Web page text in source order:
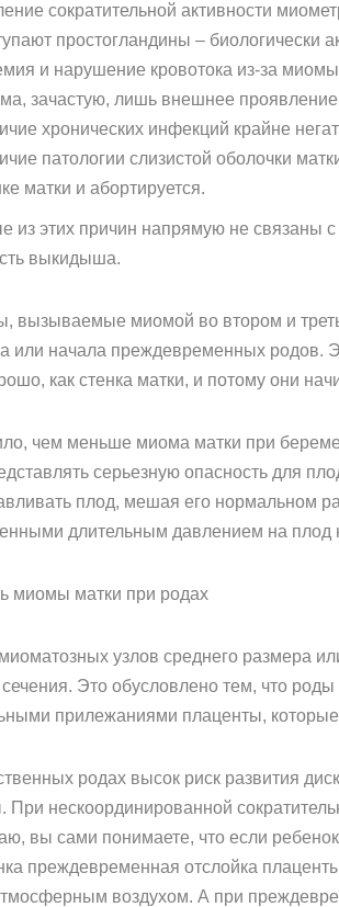
сократительной активности
простогландины –
и нарушение кровотока из-за
зачастую, лишь внешнее
хронических инфекций крайне
патологии слизистой оболочки
матки и абортируется.
из этих причин напрямую не связаны
выкидыша.
вызываемые миомой во втором и
или начала преждевременных родов.
как стенка матки, и потому они
чем меньше миома матки при
серьезную опасность для
плод, мешая его нормальном
длительным давлением на плод
миомы матки при родах
узлов среднего размера
Это обусловлено тем, что
прилежаниями плаценты,
родах высок риск развития
При нескоординированной
вы сами понимаете, что если
преждевременная отслойка
воздухом. А при